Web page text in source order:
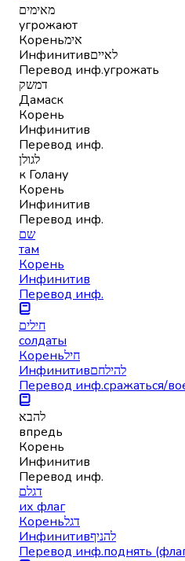
מאימים
угрожают
Кореньאימ
Инфинитивלאיים
Перевод инф.угрожать
דמשק
Дамаск
Корень
Инфинитив
Перевод инф.
לגולן
к Голану
Корень
Инфинитив
Перевод инф.
שם
там
Корень
Инфинитив
Перевод инф.
חילים
солдаты
Кореньחיל
Инфинитивלהילחם
Перевод инф.сражаться/
להבא
впредь
Корень
Инфинитив
Перевод инф.
דגלם
их флаг
Кореньדגל
Инфинитивלהניף
Перевод инф.поднять